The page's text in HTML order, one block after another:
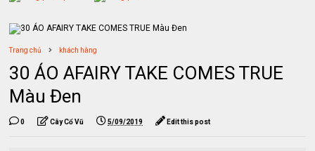
Trang chủ khách hàng
30 ÁO AFAIRY TAKE COMES TRUE
Màu Đen
0 Cây Cổ Vũ 5/09/2019 Edit this post